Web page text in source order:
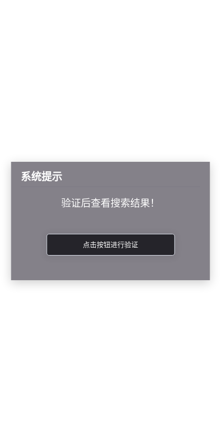
系统提示
验证后查看搜索结果！
点击按钮进行验证